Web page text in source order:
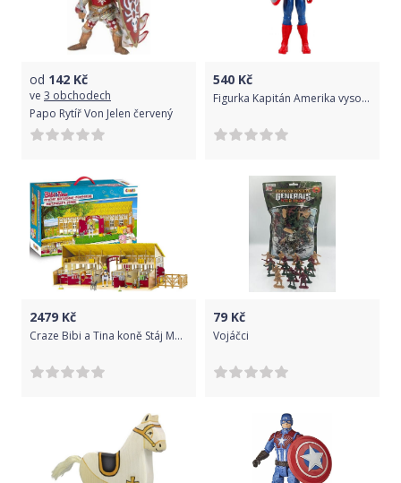
od 142 Kč
ve 3 obchodech
Papo Rytíř Von Jelen červený
540 Kč
Figurka Kapitán Amerika vysoká 30 cm II
2479 Kč
Craze Bibi a Tina koně Stáj Martinshof XXL hrací sada
79 Kč
Vojáčci